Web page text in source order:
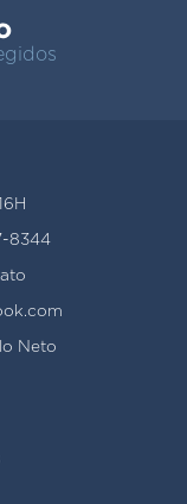
8344
Neto